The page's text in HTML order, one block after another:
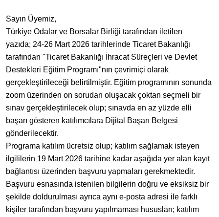
Sayın Üyemiz,
Türkiye Odalar ve Borsalar Birliği tarafından iletilen
yazıda; 24-26 Mart 2026 tarihlerinde Ticaret Bakanlığı
tarafından "Ticaret Bakanlığı İhracat Süreçleri ve Devlet
Destekleri Eğitim Programı"nın çevrimiçi olarak
gerçekleştirileceği belirtilmiştir. Eğitim programının sonunda
zoom üzerinden on sorudan oluşacak çoktan seçmeli bir
sınav gerçekleştirilecek olup; sınavda en az yüzde elli
başarı gösteren katılımcılara Dijital Başarı Belgesi
gönderilecektir.
Programa katılım ücretsiz olup; katılım sağlamak isteyen
ilgililerin 19 Mart 2026 tarihine kadar aşağıda yer alan kayıt
bağlantısı üzerinden başvuru yapmaları gerekmektedir.
Başvuru esnasında istenilen bilgilerin doğru ve eksiksiz bir
şekilde doldurulması ayrıca aynı e-posta adresi ile farklı
kişiler tarafından başvuru yapılmaması hususları; katılım